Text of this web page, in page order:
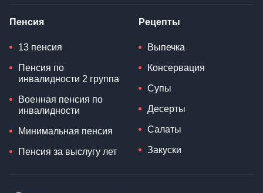
Пенсия
13 пенсия
Пенсия по
инвалидности 2 группа
Военная пенсия по
инвалидности
Минимальная пенсия
Пенсия за выслугу лет
Рецепты
Выпечка
Консервация
Супы
Десерты
Салаты
Закуски